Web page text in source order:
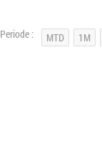
Periode :